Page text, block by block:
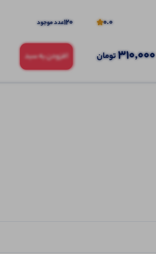
0.0
310,000تومان
120عدد موجود
افزودن به سبد